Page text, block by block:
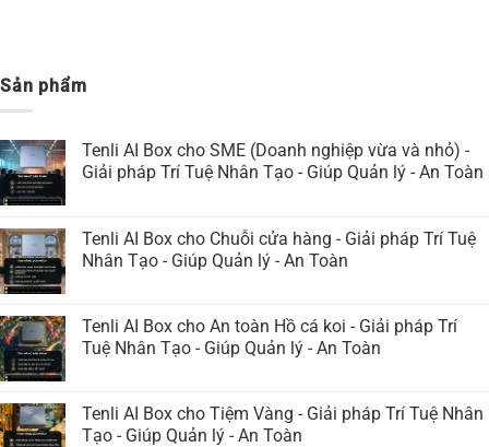
Sản phẩm
Tenli AI Box cho SME (Doanh nghiệp vừa và nhỏ) -
Giải pháp Trí Tuệ Nhân Tạo - Giúp Quản lý - An Toàn
Tenli AI Box cho Chuỗi cửa hàng - Giải pháp Trí Tuệ
Nhân Tạo - Giúp Quản lý - An Toàn
Tenli AI Box cho An toàn Hồ cá koi - Giải pháp Trí
Tuệ Nhân Tạo - Giúp Quản lý - An Toàn
Tenli AI Box cho Tiệm Vàng - Giải pháp Trí Tuệ Nhân
Tạo - Giúp Quản lý - An Toàn